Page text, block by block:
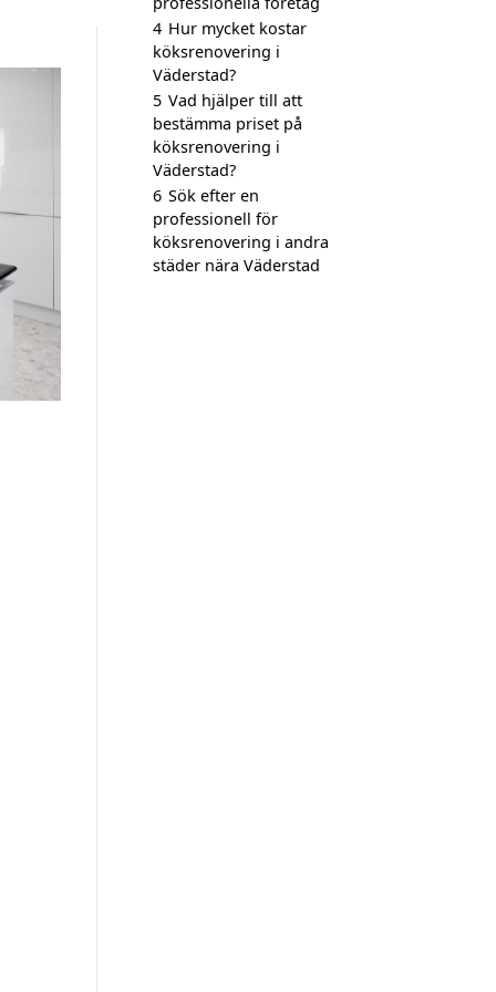
4 Hur mycket kostar
köksrenovering i
Väderstad?
5 Vad hjälper till att
bestämma priset på
köksrenovering i
Väderstad?
6 Sök efter en
professionell för
köksrenovering i andra
städer nära Väderstad